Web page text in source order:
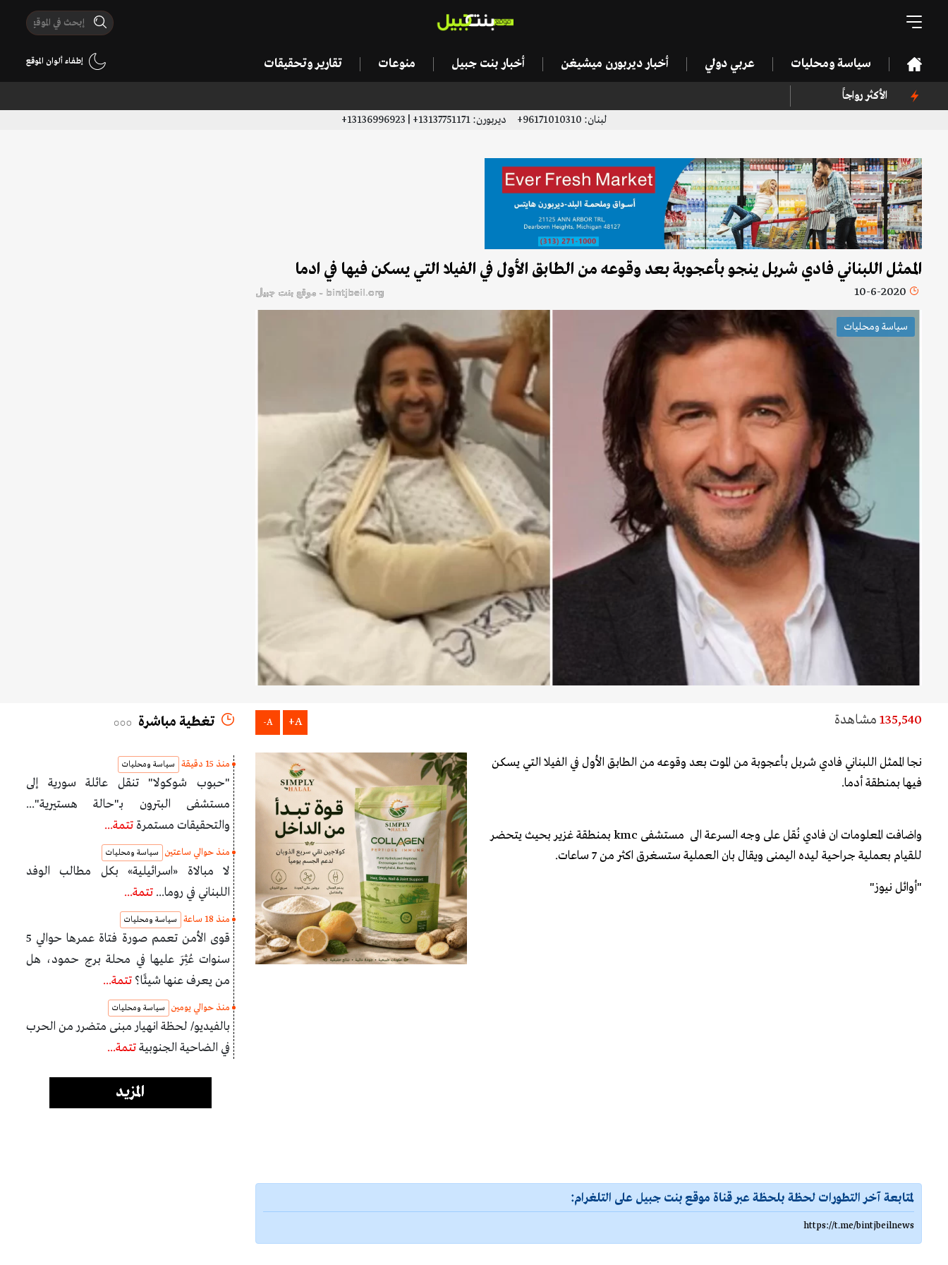
سياسة ومحليات عربي دولي أخبار ديربورن ميشيغن أخبار بنت جبيل منوعات تقارير وتحقيقات إطفاء ألوان الموقع
الأكثر رواجاً
لبنان: 96171010310+ ديربورن: 13137751171+ | 13136996923+
الممثل اللبناني فادي شربل ينجو بأعجوبة بعد وقوعه من الطابق الأول في الفيلا التي يسكن فيها في ادما
10-6-2020 bintjbeil.org - موقع بنت جبيل
سياسة ومحليات
135,540 مشاهدة A+
A-
نجا الممثل اللبناني فادي شربل بأعجوبة من الموت بعد وقوعه من الطابق الأول في الفيلا التي يسكن
فيها بمنطقة أدما.
واضافت المعلومات ان فادي نُقل على وجه السرعة الى مستشفى kmc بمنطقة غزير بحيث يتحضر
للقيام بعملية جراحية ليده اليمنى ويقال بان العملية ستسغرق اكثر من 7 ساعات.
"أوائل نيوز"
لمتابعة آخر التطورات لحظة بلحظة عبر قناة موقع بنت جبيل على التلغرام:
https://t.me/bintjbeilnews
تغطية مباشرة
منذ 15 دقيقة سياسة ومحليات
"حبوب شوكولا" تنقل عائلة سورية إلى
مستشفى البترون بـ"حالة هستيرية"...
والتحقيقات مستمرة تتمة...
منذ حوالي ساعتين سياسة ومحليات
لا مبالاة «اسرائيلية» بكل مطالب الوفد
اللبناني في روما... تتمة...
منذ 18 ساعة سياسة ومحليات
قوى الأمن تعمم صورة فتاة عمرها حوالي 5
سنوات عُثِرَ عليها في محلة برج حمود، هل
من يعرف عنها شيئًا؟ تتمة...
منذ حوالي يومين سياسة ومحليات
بالفيديو/ لحظة انهيار مبنى متضرر من الحرب
في الضاحية الجنوبيةتتمة...
المزيد